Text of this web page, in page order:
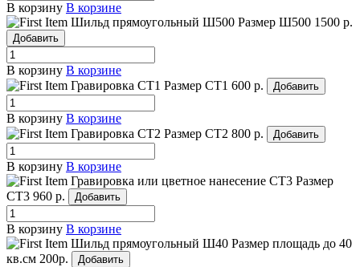
В корзину В корзине
Шильд прямоугольный Ш500 Размер Ш500 1500 р.
Добавить
В корзину В корзине
Гравировка СТ1 Размер СТ1 600 р. Добавить
В корзину В корзине
Гравировка СТ2 Размер СТ2 800 р. Добавить
В корзину В корзине
Гравировка или цветное нанесение СТ3 Размер
СТ3 960 р. Добавить
В корзину В корзине
Шильд прямоугольный Ш40 Размер площадь до 40
кв.см 200р. Добавить